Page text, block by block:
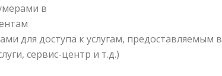
в
для доступа к услугам, предоставляемым в
сервис-центр и т.д.)